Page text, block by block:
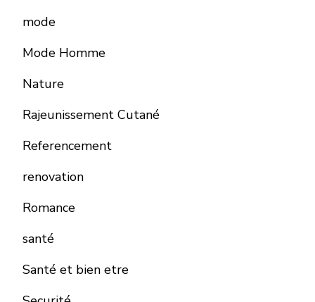
mode
Mode Homme
Nature
Rajeunissement Cutané
Referencement
renovation
Romance
santé
Santé et bien etre